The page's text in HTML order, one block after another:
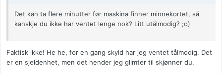
Det kan ta flere minutter før maskina finner minnekortet, så
kanskje du ikke har ventet lenge nok? Litt utålmodig? ;o)
Faktisk ikke! He he, for en gang skyld har jeg ventet tålmodig. Det
er en sjeldenhet, men det hender jeg glimter til skjønner du.